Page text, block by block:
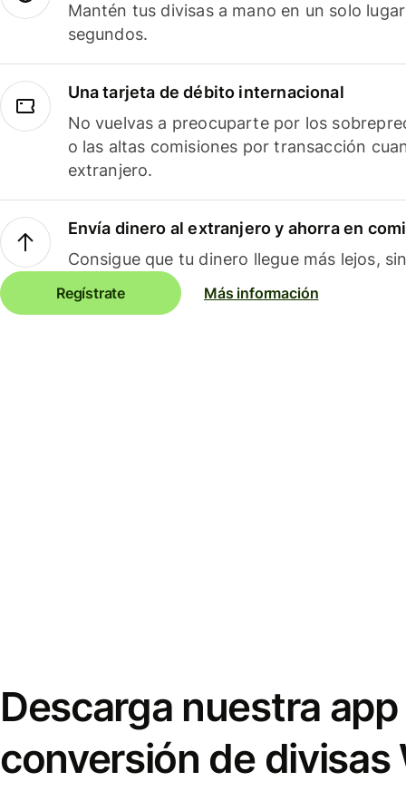
Mantén tus divisas a mano en un solo
segundos.
Una tarjeta de débito internacional
No vuelvas a preocuparte por los
o las altas comisiones por transacción
extranjero.
Envía dinero al extranjero y ahorra en
Consigue que tu dinero llegue más lejos,
Regístrate Más información
Descarga nuestra
conversión de divisas